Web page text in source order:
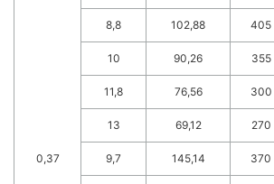
0,37
8,8 102,88 405
10 90,26 355
11,8 76,56 300
13 69,12 270
9,7 145,14 370